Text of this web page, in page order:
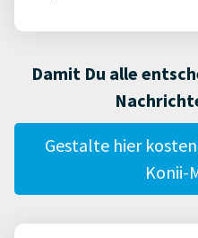
Damit Du alle
Gestalte hier
Konii-